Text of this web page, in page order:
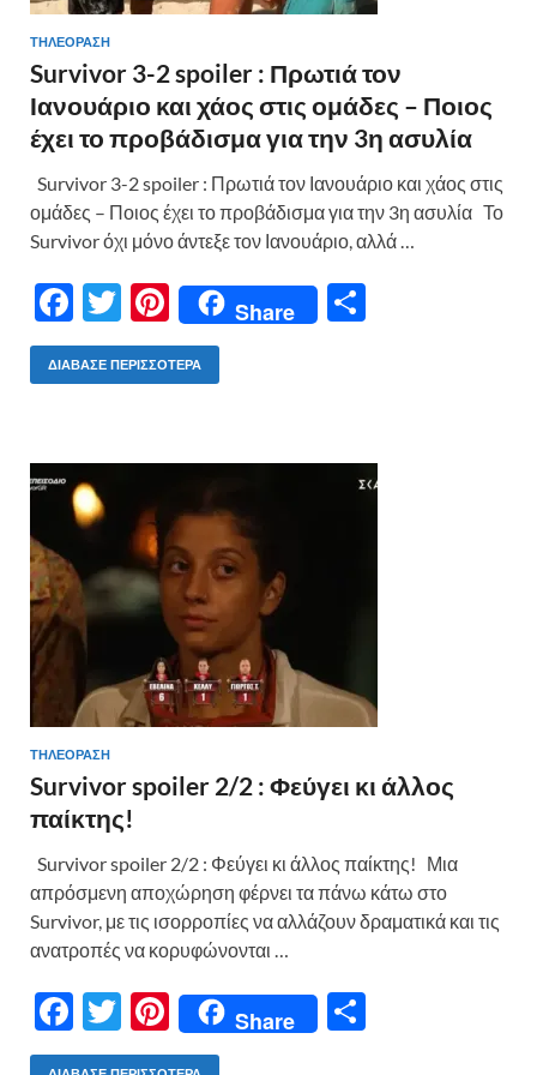
ΤΗΛΕΟΡΑΣΗ
Survivor 3-2 spoiler : Πρωτιά τον
Ιανουάριο και χάος στις ομάδες – Ποιος
έχει το προβάδισμα για την 3η ασυλία
Survivor 3-2 spoiler : Πρωτιά τον Ιανουάριο και χάος στις
ομάδες – Ποιος έχει το προβάδισμα για την 3η ασυλία Το
Survivor όχι μόνο άντεξε τον Ιανουάριο, αλλά …
F
ac
e
o
o
k
T
w
itt
Pi
nt
er
t
Share
σ
τε
ΔΙΆΒΑΣΕ ΠΕΡΙΣΣΌΤΕΡΑ
ΤΗΛΕΟΡΑΣΗ
Survivor spoiler 2/2 : Φεύγει κι άλλος
παίκτης!
Survivor spoiler 2/2 : Φεύγει κι άλλος παίκτης! Μια
απρόσμενη αποχώρηση φέρνει τα πάνω κάτω στο
Survivor, με τις ισορροπίες να αλλάζουν δραματικά και τις
ανατροπές να κορυφώνονται …
F
ac
T
w
Pi
nt
Share